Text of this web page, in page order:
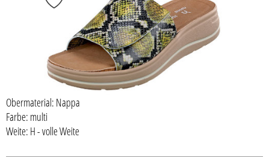
Obermaterial: Nappa
Farbe: multi
Weite: H - volle Weite